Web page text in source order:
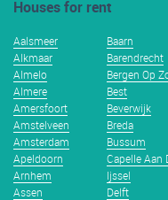
Houses for rent
Aalsmeer
Alkmaar
Almelo
Almere
Amersfoort
Amstelveen
Amsterdam
Apeldoorn
Arnhem
Assen
Baarn
Barendrecht
Bergen Op
Best
Beverwijk
Breda
Bussum
Capelle Aan
Ijssel
Delft